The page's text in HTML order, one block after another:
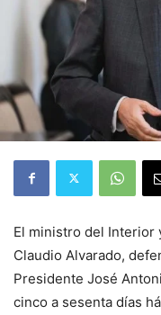
El ministro del Interior
Claudio Alvarado,
Presidente José
cinco a sesenta días